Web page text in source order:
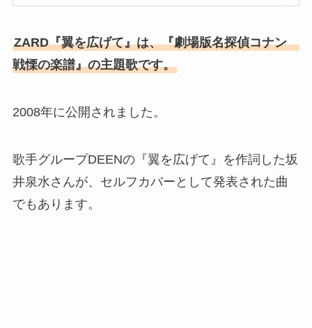
ZARD『翼を広げて』は、『劇場版名探偵コナン
戦慄の楽譜』の主題歌です。
2008年に公開されました。
歌手グループDEENの『翼を広げて』を作詞した坂
井泉水さんが、セルフカバーとして発表された曲
でもあります。